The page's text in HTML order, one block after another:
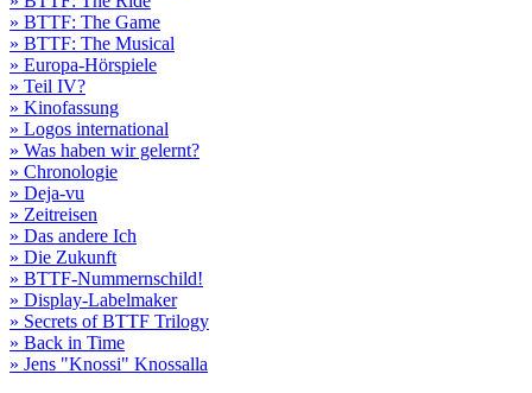
» BTTF: The Game
» BTTF: The Musical
» Europa-Hörspiele
» Teil IV?
» Kinofassung
» Logos international
» Was haben wir gelernt?
» Chronologie
» Deja-vu
» Zeitreisen
» Das andere Ich
» Die Zukunft
» BTTF-Nummernschild!
» Display-Labelmaker
» Secrets of BTTF Trilogy
» Back in Time
» Jens "Knossi" Knossalla